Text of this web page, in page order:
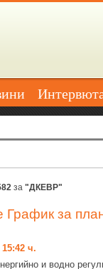
за "ДКЕВР"
за
ч.
и водно